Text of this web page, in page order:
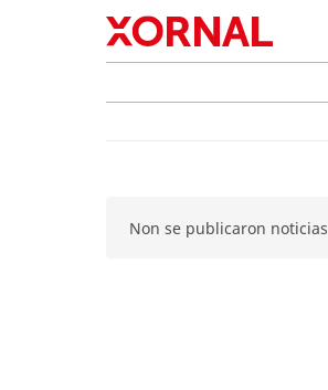
Non se publicaron noticias